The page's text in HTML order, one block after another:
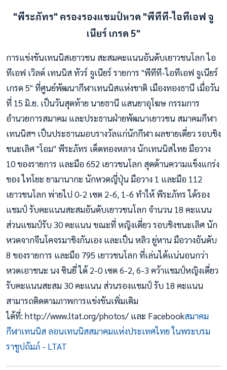
"พีระภัทร" ครองรองแชมป์หวด "พีทีที-ไอทีเอฟ จู
เนียร์ เกรด 5"
การแข่งขันเทนนิสเยาวชน สะสมคะแนนอันดับเยาวชนโลก ไอ
ทีเอฟ เวิลด์ เทนนิส ทัวร์ จูเนียร์ รายการ "พีทีที-ไอทีเอฟ จูเนียร์
เกรด 5" ที่ศูนย์พัฒนากีฬาเทนนิสแห่งชาติ เมืองทองธานี เมื่อวัน
ที่ 15 มิ.ย. เป็นวันสุดท้าย นายธานี แสนยาอุโฆษ กรรมการ
อำนวยการสมาคม และประธานฝ่ายพัฒนาเยาวชน สมาคมกีฬา
เทนนิสฯ เป็นประธานมอบรางวัลแก่นักกีฬา ผลชายเดี่ยว รอบชิง
ชนะเลิศ "โอม" พีระภัทร เด็ดทองหลาง นักเทนนิสไทย มือวาง
10 ของรายการ และมือ 652 เยาวชนโลก สุดต้านความแข็งแกร่ง
ของ ไทโยะ ยามานากะ นักหวดญี่ปุ่น มือวาง 1 และมือ 112
เยาวชนโลก พ่ายไป 0-2 เซต 2-6, 1-6 ทำให้ พีระภัทร ได้รอง
แชมป์ รับคะแนนสะสมอันดับเยาวชนโลก จำนวน 18 คะแนน
ส่วนแชมป์รับ 30 คะแนน ขณะที่ หญิงเดี่ยว รอบชิงชนะเลิศ นัก
หวดจากจีนโคจรมาชิงกันเอง และเป็น หลิว ยู่หาน มือวางอันดับ
8 ของรายการ และมือ 795 เยาวชนโลก ที่เล่นได้แน่นอนกว่า
หวดเอาชนะ นง ซินยี่ ได้ 2-0 เซต 6-2, 6-3 คว้าแชมป์หญิงเดี่ยว
รับคะแนนสะสม 30 คะแนน ส่วนรองแชมป์ รับ 18 คะแนน
สามารถติดตามภาพการแข่งขันเพิ่มเติม
ได้ที่: http://www.ltat.org/photos/ และ Facebookสมาคม
กีฬาเทนนิส ลอนเทนนิสสมาคมแห่งประเทศไทย ในพระบรม
ราชูปถัมภ์ - LTAT